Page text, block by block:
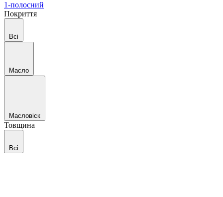
1-полосний
Покриття
Всі
Масло
Масловіск
Товщина
Всі